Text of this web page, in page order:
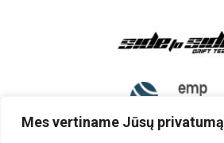
Mes vertiname Jūsų privatumą